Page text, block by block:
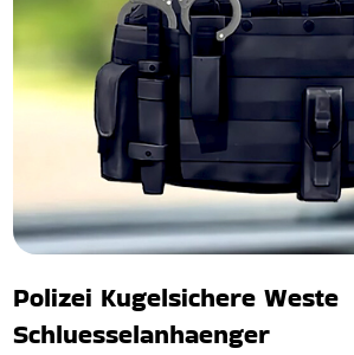
Polizei Kugelsichere Weste
Schluesselanhaenger